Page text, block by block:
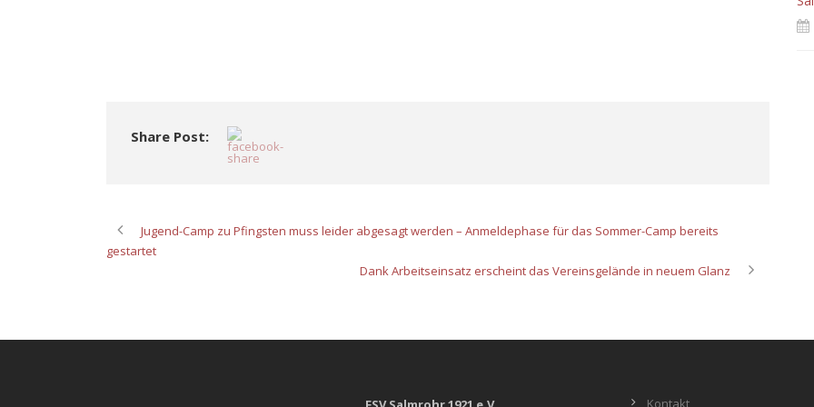
Share Post:
Jugend-Camp zu Pfingsten muss leider abgesagt werden – Anmeldephase für das Sommer-Camp bereits
gestartet
Dank Arbeitseinsatz erscheint das Vereinsgelände in neuem Glanz
Kontakt